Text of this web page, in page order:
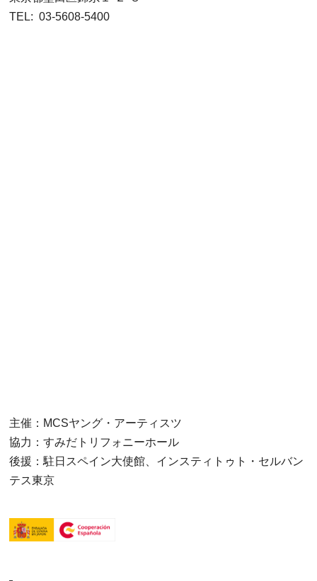
TEL: 03-5608-5400
主催：MCSヤング・アーティスツ
協力：すみだトリフォニーホール
後援：駐日スペイン大使館、インスティトゥト・セルバン
テス東京